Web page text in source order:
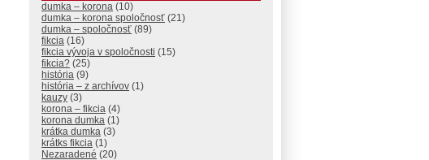
dumka – korona (10)
dumka – korona spoločnosť (21)
dumka – spoločnosť (89)
fikcia (16)
fikcia vývoja v spoločnosti (15)
fikcia? (25)
história (9)
história – z archívov (1)
kauzy (3)
korona – fikcia (4)
korona dumka (1)
krátka dumka (3)
krátks fikcia (1)
Nezaradené (20)